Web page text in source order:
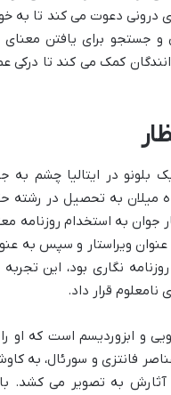
درونی دعوت می کند تا
جستجو برای یافتن معنای
کمک می کند تا
۱۹۰۶ در روستایی نزدیک بلونو در
به استخدام روزنامه
عنوان ویراستار و سپس به
نگاری بود، این
نامعلوم قرار داد.
و ابزوردیسم است که او
عناصر فانتزی و سورئال، به
به تصویر می کشد. با